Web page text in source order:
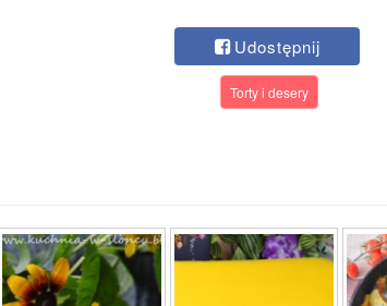
Udostępnij
Torty i desery